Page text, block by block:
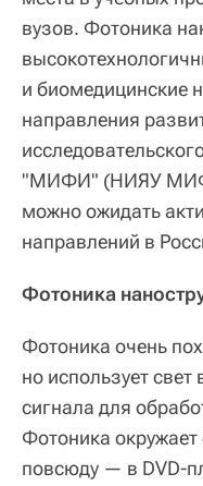
вузов. Фотоника
и биомедицинские
направления
"МИФИ" (НИЯУ
можно ожидать
направлений в
Фотоника
Фотоника очень
но использует свет
сигнала для
Фотоника
повсюду — в DVD-